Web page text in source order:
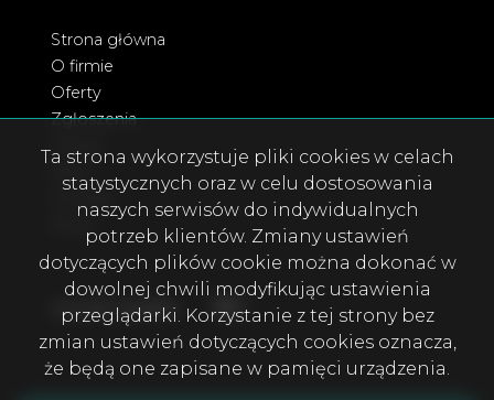
Strona główna
O firmie
Oferty
Zgłoszenia
Kontakt
social media Facebook
Facebook
Ta strona wykorzystuje pliki cookies w celach
statystycznych oraz w celu dostosowania
naszych serwisów do indywidualnych
potrzeb klientów. Zmiany ustawień
dotyczących plików cookie można dokonać w
dowolnej chwili modyfikując ustawienia
przeglądarki. Korzystanie z tej strony bez
zmian ustawień dotyczących cookies oznacza,
że będą one zapisane w pamięci urządzenia.